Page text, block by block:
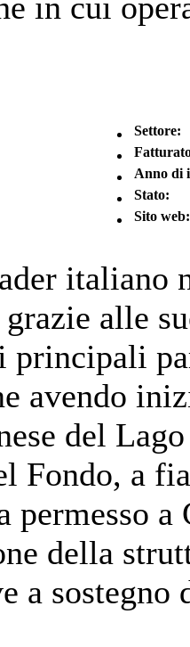
Settore:
Anno di
Stato:
Sito web:
italiano
alle
principali
avendo
del
Fondo, a
a
della
a sostegno